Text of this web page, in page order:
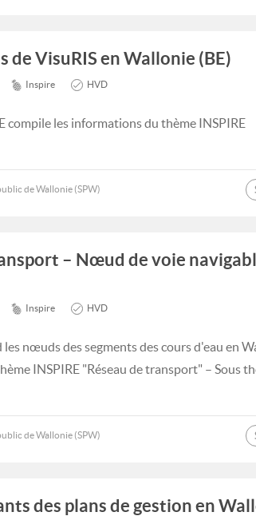
de VisuRIS en Wallonie (BE)
Inspire HVD
compile les informations du thème INSPIRE
de Wallonie (SPW)
– Nœud de voie
Inspire HVD
nœuds des segments des cours d'eau en
INSPIRE "Réseau de transport" – Sous
de Wallonie (SPW)
des plans de gestion en